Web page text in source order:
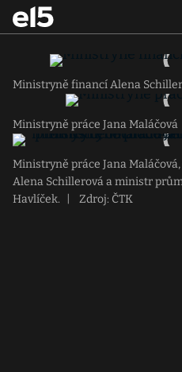
Ministryně financí Alena
Ministryně práce Jana Maláčová
Ministryně práce Jana
Alena Schillerová a ministr
Havlíček.
Zdroj: ČTK